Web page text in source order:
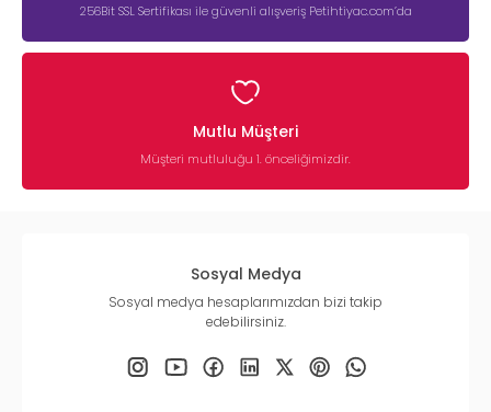
256Bit SSL Sertifikası ile güvenli alışveriş Petihtiyac.com’da
Mutlu Müşteri
Müşteri mutluluğu 1. önceliğimizdir.
Sosyal Medya
Sosyal medya hesaplarımızdan bizi takip
edebilirsiniz.